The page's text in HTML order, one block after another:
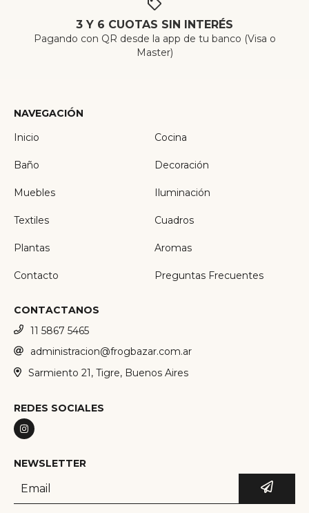
3 Y 6 CUOTAS SIN INTERÉS
Pagando con QR desde la app de tu banco (Visa o
Master)
NAVEGACIÓN
Inicio
Cocina
Baño Decoración
Muebles Iluminación
Textiles Cuadros
Plantas Aromas
Contacto Preguntas Frecuentes
CONTACTANOS
11 5867 5465
administracion@frogbazar.com.ar
Sarmiento 21, Tigre, Buenos Aires
REDES SOCIALES
NEWSLETTER